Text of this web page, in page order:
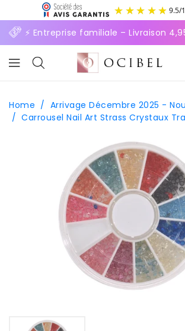
⚡ Entreprise familiale – Livraison
Home / Arrivage Décembre 2025 -
/ Carrousel Nail Art Strass Crystaux